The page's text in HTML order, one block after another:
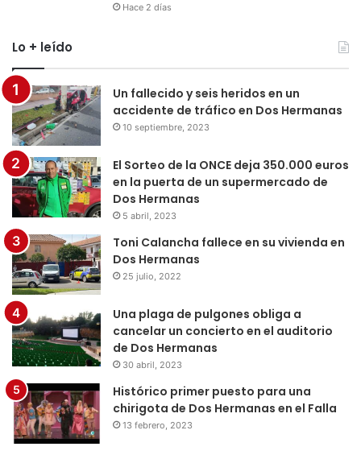
Hace 2 días
Lo + leído
Un fallecido y seis heridos en un
accidente de tráfico en Dos Hermanas
10 septiembre, 2023
El Sorteo de la ONCE deja 350.000 euros
en la puerta de un supermercado de
Dos Hermanas
5 abril, 2023
Toni Calancha fallece en su vivienda en
Dos Hermanas
25 julio, 2022
Una plaga de pulgones obliga a
cancelar un concierto en el auditorio
de Dos Hermanas
30 abril, 2023
Histórico primer puesto para una
chirigota de Dos Hermanas en el Falla
13 febrero, 2023